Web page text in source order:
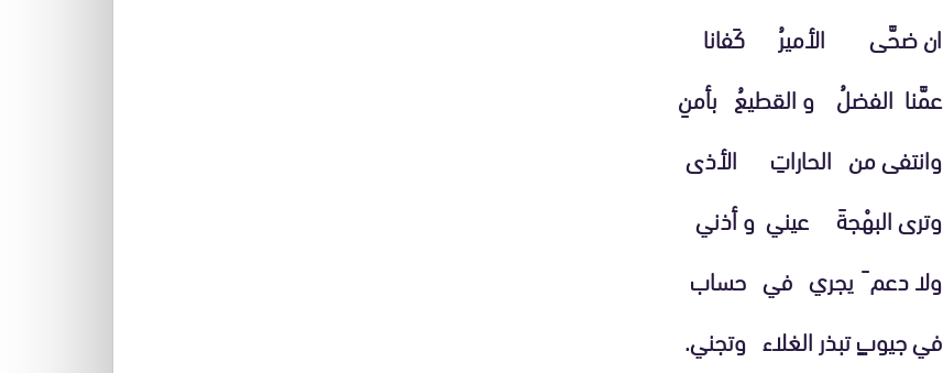
ان ضحَّى الأميرُ كَفانا
عمَّنا الفضلُ و القطيعُ بأمنِ
وانتفى من الحاراتِ الأذى
وترى البهْجةَ عيني و أذني
ولا دعم َ يجري في حساب
في جيوبٍ تبذر الغلاء وتجني.